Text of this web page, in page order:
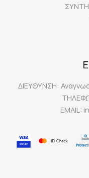
ΔΙΕΥΘΥΝΣΗ:
EMAIL: